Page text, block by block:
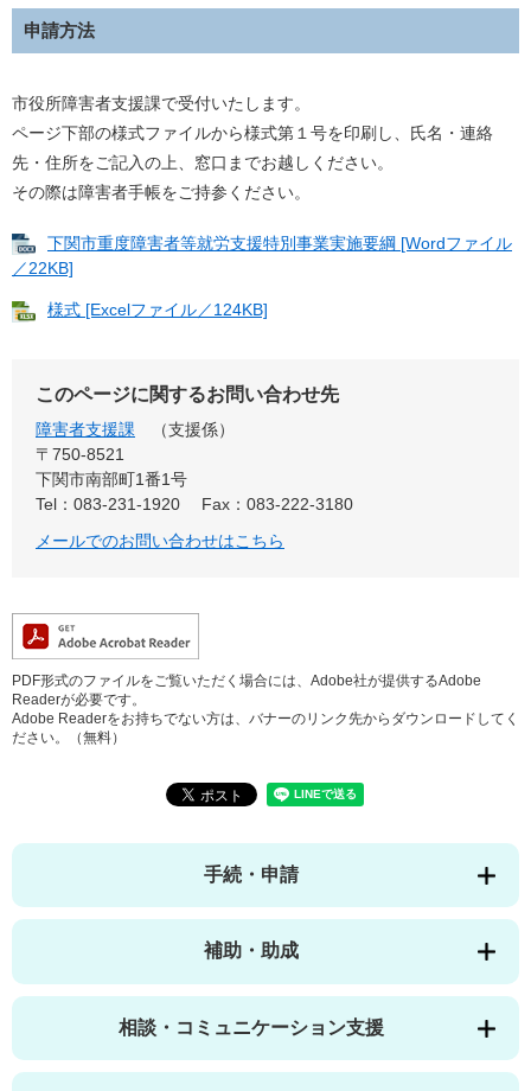
申請方法
市役所障害者支援課で受付いたします。
ページ下部の様式ファイルから様式第１号を印刷し、氏名・連絡
先・住所をご記入の上、窓口までお越しください。
その際は障害者手帳をご持参ください。
下関市重度障害者等就労支援特別事業実施要綱 [Wordファイル
／22KB]
様式 [Excelファイル／124KB]
このページに関するお問い合わせ先
障害者支援課
支援係
〒750-8521
下関市南部町1番1号
Tel：083-231-1920
Fax：083-222-3180
メールでのお問い合わせはこちら
PDF形式のファイルをご覧いただく場合には、Adobe社が提供するAdobe
Readerが必要です。
Adobe Readerをお持ちでない方は、バナーのリンク先からダウンロードしてく
ださい。（無料）
手続・申請
補助・助成
相談・コミュニケーション支援